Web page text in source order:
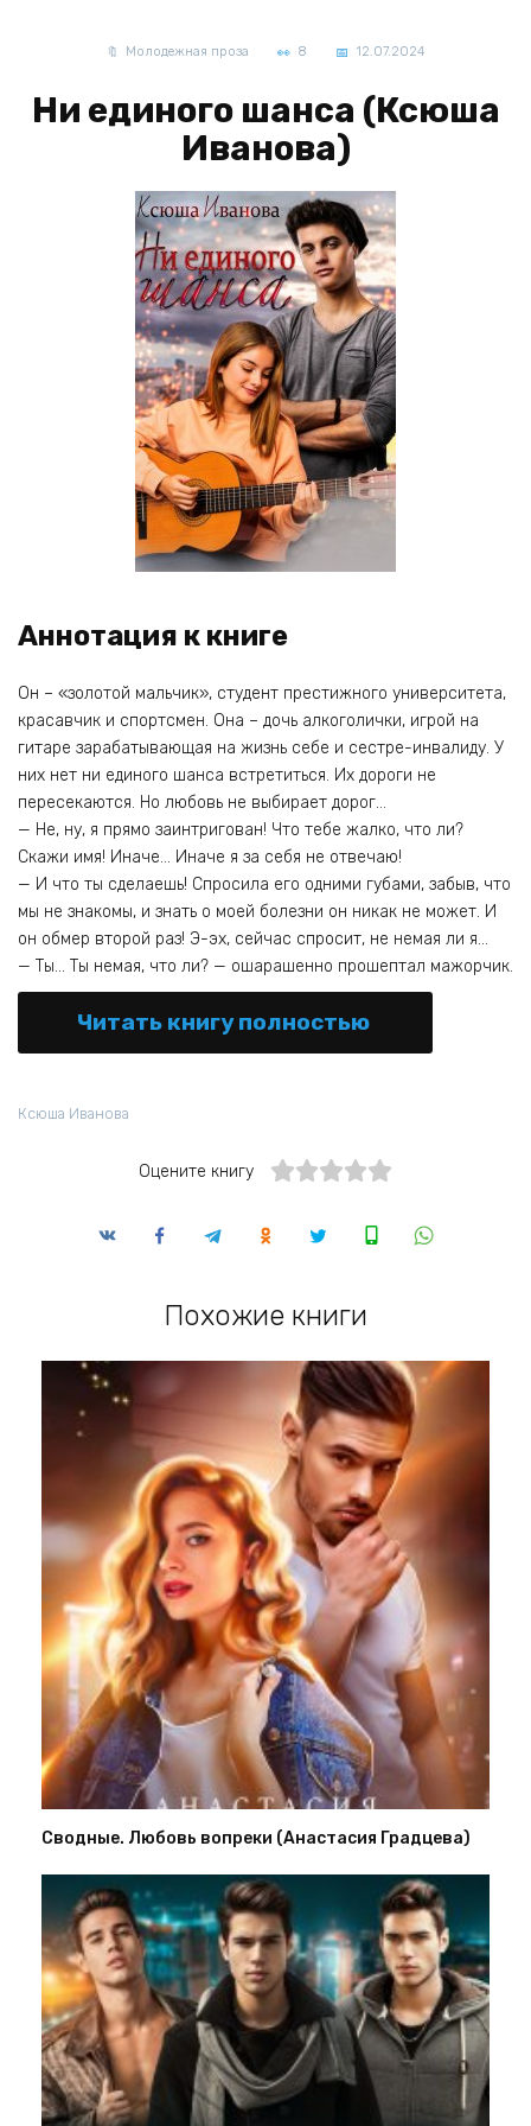
Молодежная проза 8 12.07.2024
Ни единого шанса (Ксюша
Иванова)
Аннотация к книге
Он – «золотой мальчик», студент престижного университета,
красавчик и спортсмен. Она – дочь алкоголички, игрой на
гитаре зарабатывающая на жизнь себе и сестре-инвалиду. У
них нет ни единого шанса встретиться. Их дороги не
пересекаются. Но любовь не выбирает дорог…
— Не, ну, я прямо заинтригован! Что тебе жалко, что ли?
Скажи имя! Иначе… Иначе я за себя не отвечаю!
— И что ты сделаешь! Спросила его одними губами, забыв, что
мы не знакомы, и знать о моей болезни он никак не может. И
он обмер второй раз! Э-эх, сейчас спросит, не немая ли я…
— Ты… Ты немая, что ли? — ошарашенно прошептал мажорчик.
Читать книгу полностью
Ксюша Иванова
Оцените книгу
Похожие книги
Сводные. Любовь вопреки (Анастасия Градцева)